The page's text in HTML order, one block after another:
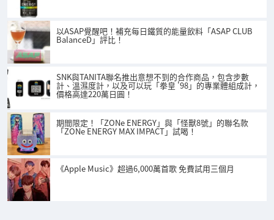
以ASAP覺醒吧！補充每日鐵質的能量飲料「ASAP CLUB
BalanceD」評比！
SNK與TANITA聯名推出意想不到的合作商品，包含步數
計、溫濕度計，以及可以玩「拳皇 '98」的專業體組成計，
價格高達220萬日圓！
期間限定！「ZONe ENERGY」與「怪獸8號」的聯名款
「ZONe ENERGY MAX IMPACT」試喝！
《Apple Music》超過6,000萬首歌 免費試用三個月